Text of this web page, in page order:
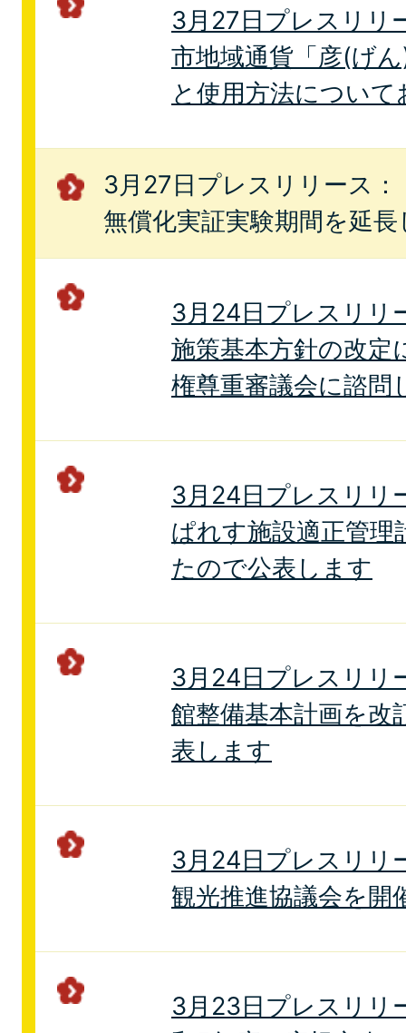
3月27日プレスリリ
市地域通貨「彦(げ
と使用方法につい
3月27日プレスリリース
無償化実証実験期間を延
3月24日プレスリリ
施策基本方針の改定
権尊重審議会に諮問
3月24日プレスリリ
ぱれす施設適正管理
たので公表します
3月24日プレスリリ
館整備基本計画を改
表します
3月24日プレスリリ
観光推進協議会を開
3月23日プレスリリ